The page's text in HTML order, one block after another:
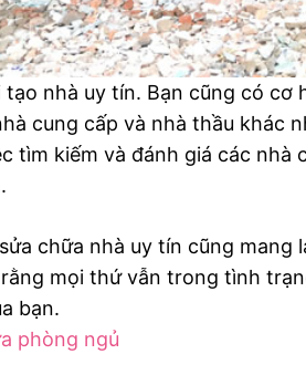
nhà uy tín. Bạn cũng có
cung cấp và nhà thầu khác
tìm kiếm và đánh giá các
chữa nhà uy tín cũng
mọi thứ vẫn trong tình
bạn.
phòng ngủ